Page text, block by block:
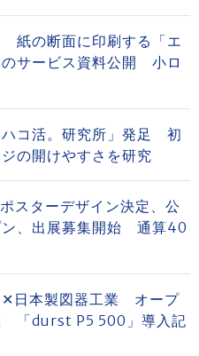
紙の断面に印刷する「エ
のサービス資料公開 小ロ
コ活。研究所」発足 初
の開けやすさを研究
スターデザイン決定、公
ン、出展募集開始 通算40
✕日本製図器工業 オープ
「durst P5 500」導入記